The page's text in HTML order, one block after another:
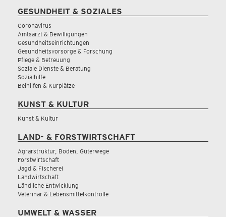
GESUNDHEIT & SOZIALES
Coronavirus
Amtsarzt & Bewilligungen
Gesundheitseinrichtungen
Gesundheitsvorsorge & Forschung
Pflege & Betreuung
Soziale Dienste & Beratung
Sozialhilfe
Beihilfen & Kurplätze
KUNST & KULTUR
Kunst & Kultur
LAND- & FORSTWIRTSCHAFT
Agrarstruktur, Boden, Güterwege
Forstwirtschaft
Jagd & Fischerei
Landwirtschaft
Ländliche Entwicklung
Veterinär & Lebensmittelkontrolle
UMWELT & WASSER